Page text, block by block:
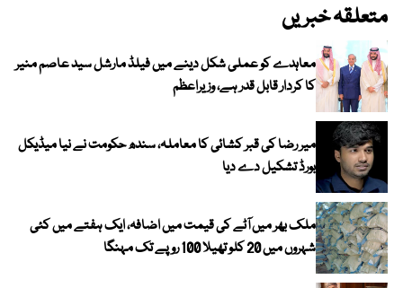
متعلقہ خبریں
معاہدے کو عملی شکل دینے میں فیلڈ مارشل سید عاصم منیر
کا کردار قابل قدر ہے، وزیراعظم
میر رضا کی قبر کشائی کا معاملہ، سندھ حکومت نے نیا میڈیکل
بورڈ تشکیل دے دیا
ملک بھر میں آٹے کی قیمت میں اضافہ، ایک ہفتے میں کئی
شہروں میں 20 کلو تھیلا 100 روپے تک مہنگا